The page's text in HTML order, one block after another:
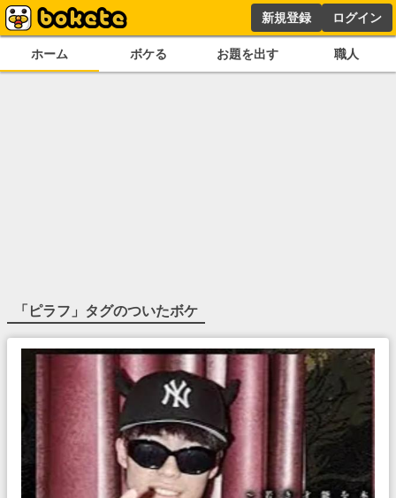
新規登録 ログイン
ホーム ボケる お題を出す 職人
「 ピラフ 」タグのついたボケ